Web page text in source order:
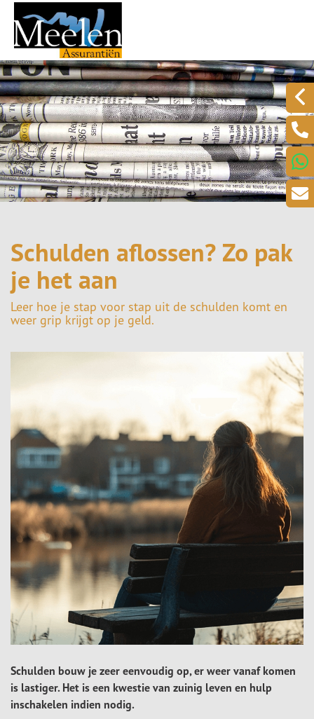
Schulden aflossen? Zo pak
je het aan
Leer hoe je stap voor stap uit de schulden komt en
weer grip krijgt op je geld.
Schulden bouw je zeer eenvoudig op, er weer vanaf komen
is lastiger. Het is een kwestie van zuinig leven en hulp
inschakelen indien nodig.